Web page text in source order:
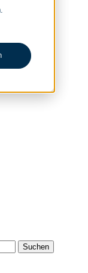
Suchen